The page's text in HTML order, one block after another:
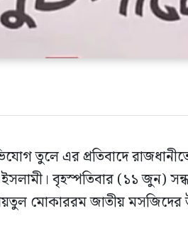
তুলে এর প্রতিবাদে
বৃহস্পতিবার (১১ জুন)
মোকাররম জাতীয় মসজিদের